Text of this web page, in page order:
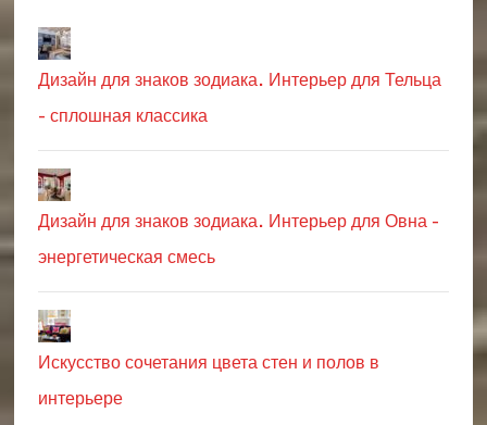
Дизайн для знаков зодиака. Интерьер для Тельца
- сплошная классика
Дизайн для знаков зодиака. Интерьер для Овна -
энергетическая смесь
Искусство сочетания цвета стен и полов в
интерьере